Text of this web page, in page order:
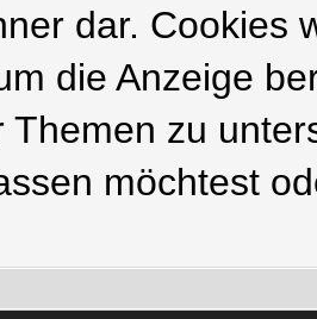
dar. Cookies
die Anzeige
Themen zu
möchtest